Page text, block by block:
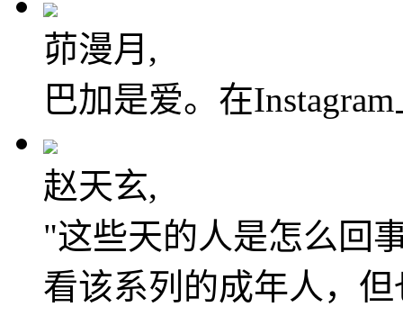
茆漫月,
巴加是爱。在
赵天玄,
"这些天的人是怎么回
看该系列的成年人，